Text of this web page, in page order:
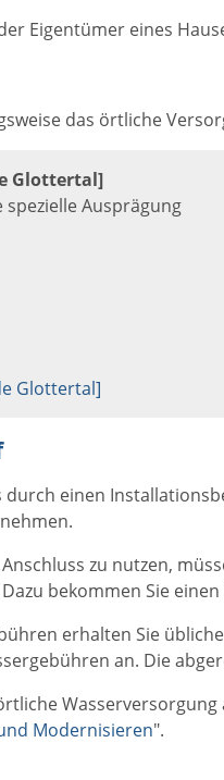
Eigentümer eines
das örtliche
Glottertal]
spezielle Ausprägung
Glottertal]
durch einen
zu nutzen,
bekommen Sie
erhalten Sie
an. Die
Modernisieren".